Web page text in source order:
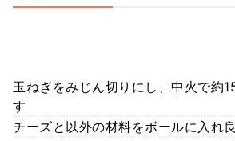
玉ねぎをみじん切りにし、中火で約
す
チーズと以外の材料をボールに入れ